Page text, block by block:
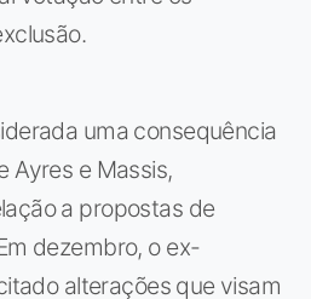
uma consequência
Ayres e Massis,
a propostas de
dezembro, o ex-
alterações que visam